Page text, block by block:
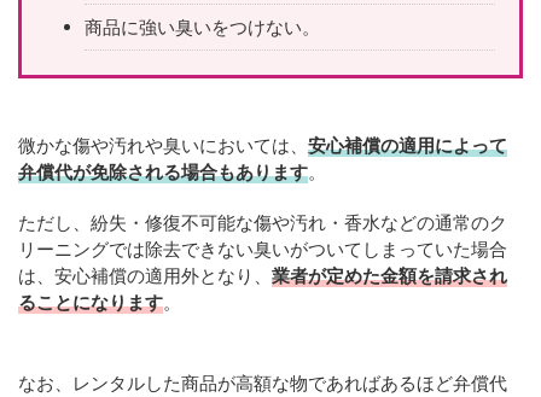
商品に強い臭いをつけない。
微かな傷や汚れや臭いにおいては、 安心補償の適用によって
弁償代が免除される場合もあります。
ただし、紛失・修復不可能な傷や汚れ・香水などの通常のク
リーニングでは除去できない臭いがついてしまっていた場合
は、安心補償の適用外となり、 業者が定めた金額を請求され
ることになります。
なお、レンタルした商品が高額な物であればあるほど弁償代